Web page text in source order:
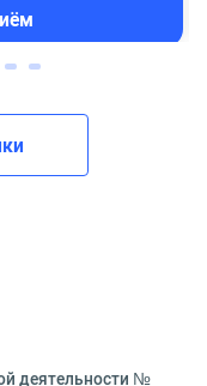
деятельности №